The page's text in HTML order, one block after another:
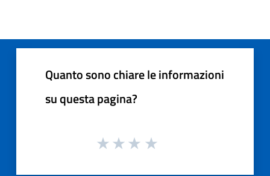
Quanto sono chiare le informazioni
su questa pagina?